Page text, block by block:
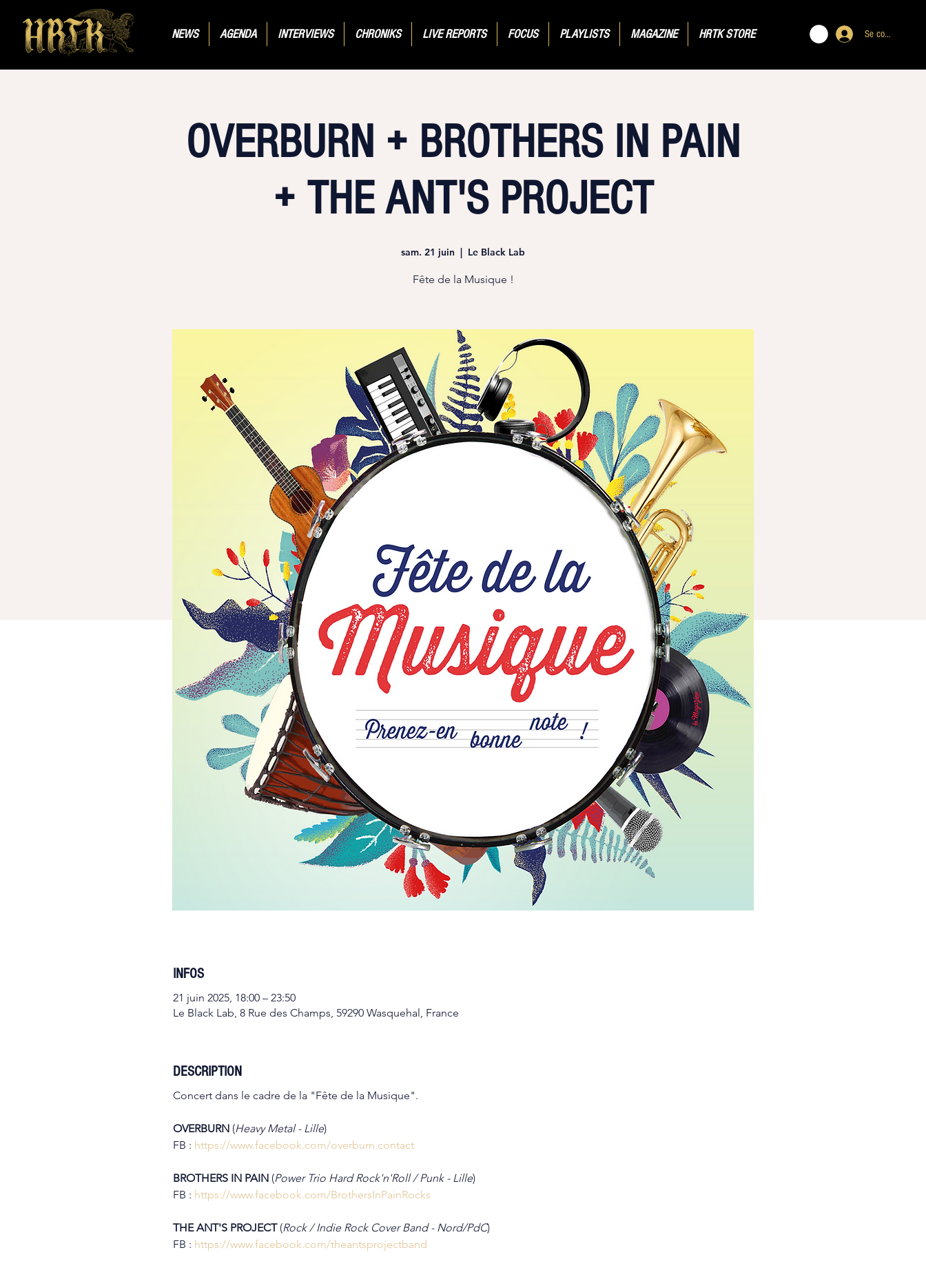
Se connecter
NEWS AGENDA INTERVIEWS CHRONIKS LIVE REPORTS FOCUS PLAYLISTS MAGAZINE HRTK STORE
OVERBURN + BROTHERS IN PAIN
+ THE ANT'S PROJECT
sam. 21 juin
  |
Le Black Lab
Fête de la Musique !
INFOS
21 juin 2025, 18:00 – 23:50
Le Black Lab, 8 Rue des Champs, 59290 Wasquehal, France
DESCRIPTION
Concert dans le cadre de la "Fête de la Musique".
OVERBURN (Heavy Metal - Lille)
FB : https://www.facebook.com/overburn.contact
BROTHERS IN PAIN (Power Trio Hard Rock'n'Roll / Punk - Lille)
FB : https://www.facebook.com/BrothersInPainRocks
THE ANT'S PROJECT (Rock / Indie Rock Cover Band - Nord/PdC)
FB : https://www.facebook.com/theantsprojectband